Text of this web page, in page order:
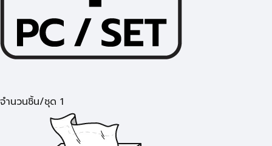
จำนวนชิ้น/ชุด 1